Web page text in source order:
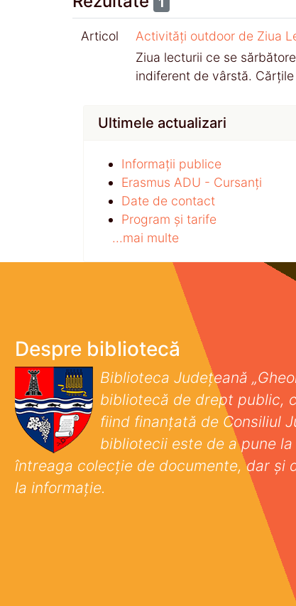
Articol
Activități outdoor de Ziua
Ziua lecturii ce se
indiferent de vârstă.
Ultimele actualizari
Informații publice
Erasmus ADU - Cursanți
Date de contact
Program și tarife
...mai multe
Despre bibliotecă
Biblioteca Județeană
bibliotecă de drept public,
fiind finanţată de Consiliul
bibliotecii este de a pune
întreaga colecţie de documente, dar şi
la informaţie.